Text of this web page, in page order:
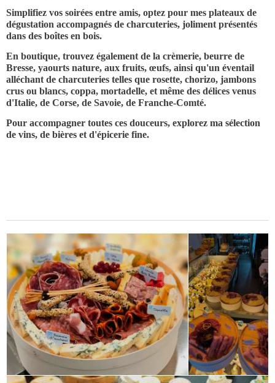
Simplifiez vos soirées entre amis, optez pour mes plateaux de
dégustation accompagnés de charcuteries, joliment présentés
dans des boîtes en bois.
En boutique, trouvez également de la crèmerie, beurre de
Bresse, yaourts nature, aux fruits, œufs, ainsi qu'un éventail
alléchant de charcuteries telles que rosette, chorizo, jambons
crus ou blancs, coppa, mortadelle, et même des délices venus
d'Italie, de Corse, de Savoie, de Franche-Comté.
Pour accompagner toutes ces douceurs, explorez ma sélection
de vins, de bières et d'épicerie fine.